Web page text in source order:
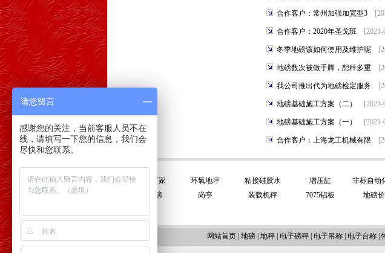
合作客户：常州加强加宽型3
合作客户：2020年圣戈班
冬季地磅该如何使用及维护呢
地磅数次被做手脚，想秤多重
我公司推出代为地磅检定服务
地磅基础施工方案（二）
地磅基础施工方案（一）
合作客户：上海龙工机械有限
友情链接:
平衡门厂家
环氧地坪 粘接硅胶水 增压缸 非标自动
电子地磅
岗亭 装载机秤 7075铝板 地磅
网站首页 地磅 地秤 电子磅秤 电子吊称 电子台称
请您留言
感谢您的关注，当前客服人员不在
线，请填写一下您的信息，我们会
尽快和您联系。